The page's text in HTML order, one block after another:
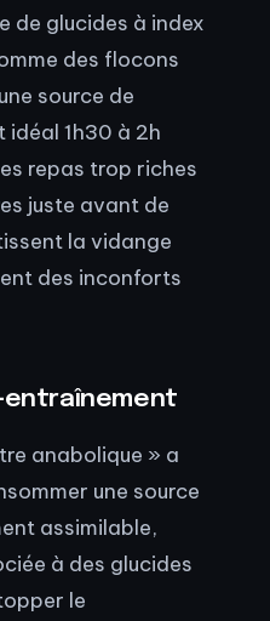
de glucides à index
des flocons
source de
idéal 1h30 à 2h
repas trop riches
juste avant de
la vidange
des inconforts
entraînement
anabolique » a
une source
assimilable,
à des glucides
le